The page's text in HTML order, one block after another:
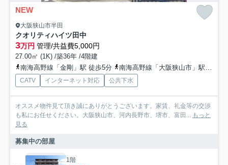
NEW
大阪狭山市半田
クオリティハイツ田中
3万円 管理/共益費5,000円
27.00㎡ (1K) /築36年 /4階建
南海高野線「金剛」駅 徒歩5分
南海高野線「大阪狭山市」駅 徒歩18分
CATV インターネット対応 公共下水
オススメ物件見て頂き誠にありがとうございます。家賃、礼金等の交渉
も私にお任せください。大阪狭山市、河内長野市、堺市、富田... もっと
見る
募集中の部屋
1階